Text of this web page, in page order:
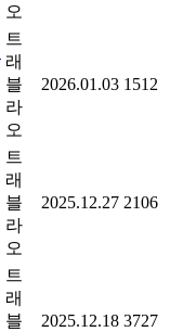
오
트
래
블
라
오
2026.01.03 1512
트
래
블
라
오
2025.12.27 2106
트
래
블
2025.12.18 3727